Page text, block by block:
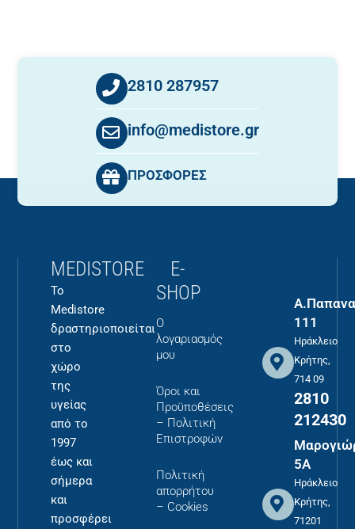
2810 287957
info@medistore.gr
ΠΡΟΣΦΟΡΕΣ
MEDISTORE
Το
Medistore
δραστηριοποιείται
στο
χώρο
της
υγείας
από το
1997
έως και
σήμερα
και
προσφέρει
E-
SHOP
Ο
λογαριασμός
μου
Όροι και
Προϋποθέσεις
– Πολιτική
Επιστροφών
Πολιτική
απορρήτου
– Cookies
111
Ηράκλειο
Κρήτης,
714 09
2810
212430
5Α
Ηράκλειο
Κρήτης,
71201